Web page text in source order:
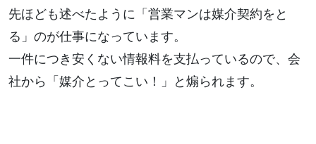
先ほども述べたように「営業マンは媒介契約をと
る」のが仕事になっています。
一件につき安くない情報料を支払っているので、会
社から「媒介とってこい！」と煽られます。